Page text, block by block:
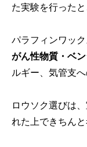
た実験を行ったと
パラフィンワック
がん性物質・ベ
ルギー、気管支
ロウソク選びは
れた上できちん